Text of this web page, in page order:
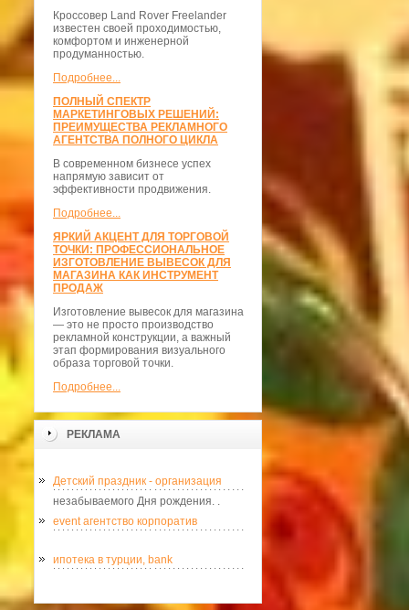
Кроссовер Land Rover Freelander
известен своей проходимостью,
комфортом и инженерной
продуманностью.
Подробнее...
ПОЛНЫЙ СПЕКТР
МАРКЕТИНГОВЫХ РЕШЕНИЙ:
ПРЕИМУЩЕСТВА РЕКЛАМНОГО
АГЕНТСТВА ПОЛНОГО ЦИКЛА
В современном бизнесе успех
напрямую зависит от
эффективности продвижения.
Подробнее...
ЯРКИЙ АКЦЕНТ ДЛЯ ТОРГОВОЙ
ТОЧКИ: ПРОФЕССИОНАЛЬНОЕ
ИЗГОТОВЛЕНИЕ ВЫВЕСОК ДЛЯ
МАГАЗИНА КАК ИНСТРУМЕНТ
ПРОДАЖ
Изготовление вывесок для магазина
— это не просто производство
рекламной конструкции, а важный
этап формирования визуального
образа торговой точки.
Подробнее...
РЕКЛАМА
Детский праздник - организация
незабываемого Дня рождения. .
event агентство корпоратив
ипотека в турции, bank